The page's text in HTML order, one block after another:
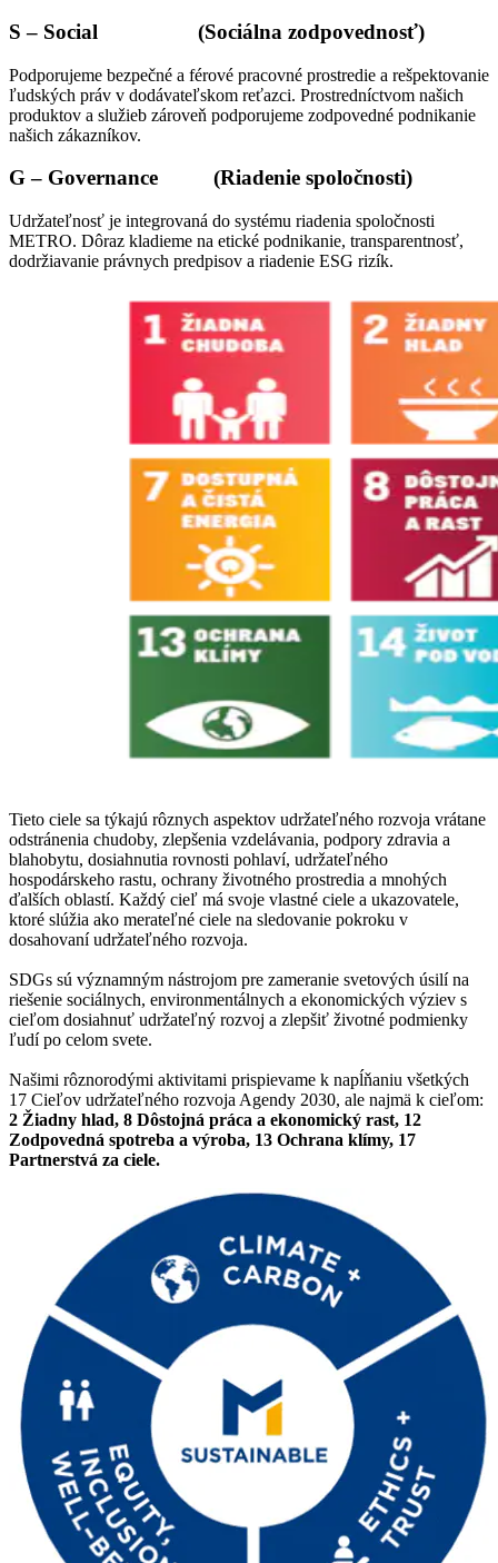
S – Social (Sociálna zodpovednosť)
Podporujeme bezpečné a férové pracovné prostredie a rešpektovanie
ľudských práv v dodávateľskom reťazci. Prostredníctvom našich
produktov a služieb zároveň podporujeme zodpovedné podnikanie
našich zákazníkov.
G – Governance (Riadenie spoločnosti)
Udržateľnosť je integrovaná do systému riadenia spoločnosti
METRO. Dôraz kladieme na etické podnikanie, transparentnosť,
dodržiavanie právnych predpisov a riadenie ESG rizík.
Tieto ciele sa týkajú rôznych aspektov udržateľného rozvoja vrátane
odstránenia chudoby, zlepšenia vzdelávania, podpory zdravia a
blahobytu, dosiahnutia rovnosti pohlaví, udržateľného
hospodárskeho rastu, ochrany životného prostredia a mnohých
ďalších oblastí. Každý cieľ má svoje vlastné ciele a ukazovatele,
ktoré slúžia ako merateľné ciele na sledovanie pokroku v
dosahovaní udržateľného rozvoja.
SDGs sú významným nástrojom pre zameranie svetových úsilí na
riešenie sociálnych, environmentálnych a ekonomických výziev s
cieľom dosiahnuť udržateľný rozvoj a zlepšiť životné podmienky
ľudí po celom svete.
Našimi rôznorodými aktivitami prispievame k napĺňaniu všetkých
17 Cieľov udržateľného rozvoja Agendy 2030, ale najmä k cieľom:
2 Žiadny hlad, 8 Dôstojná práca a ekonomický rast, 12
Zodpovedná spotreba a výroba, 13 Ochrana klímy, 17
Partnerstvá za ciele.